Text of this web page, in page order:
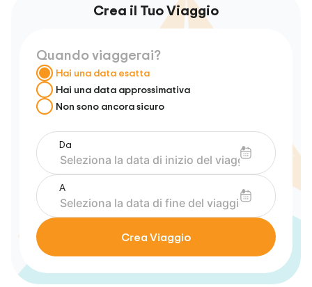
Crea il Tuo Viaggio
Quando viaggerai?
Hai una data esatta
Hai una data approssimativa
Non sono ancora sicuro
Da
A
Crea Viaggio